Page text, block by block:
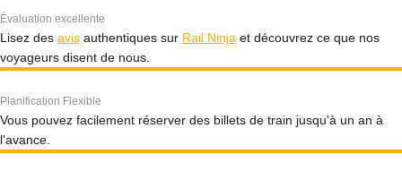
Évaluation excellente
Lisez des avis authentiques sur Rail Ninja et découvrez ce que nos
voyageurs disent de nous.
Planification Flexible
Vous pouvez facilement réserver des billets de train jusqu'à un an à
l'avance.